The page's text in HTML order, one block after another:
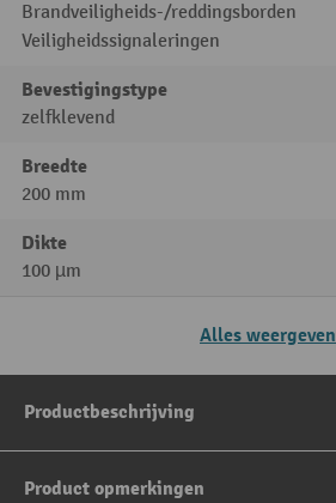
Brandveiligheids-/reddingsborden
Veiligheidssignaleringen
Bevestigingstype
zelfklevend
Breedte
200 mm
Dikte
100 µm
Alles weergeven
Productbeschrijving
Product opmerkingen